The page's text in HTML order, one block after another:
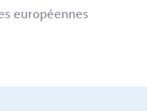
européennes